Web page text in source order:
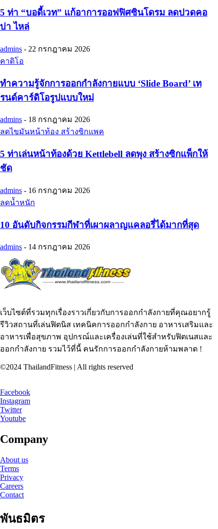
5 ท่า “บอดี้เวท” แก้อาการออฟฟิศซินโดรม ลดปวดคอ
บ่า ไหล่
admins - 22 กรกฎาคม 2026
คาดิโอ
ทำความรู้จักการออกกำลังกายแบบ ‘Slide Board’ เท
รนด์คาร์ดิโอรูปแบบใหม่
admins - 18 กรกฎาคม 2026
ลดไขมันหน้าท้อง สร้างซิกแพค
5 ท่าเล่นหน้าท้องด้วย Kettlebell ลดพุง สร้างซิกแพ็กให้
ชัด
admins - 16 กรกฎาคม 2026
ลดน้ำหนัก
10 อันดับกิจกรรมกีฬาที่เผาผลาญแคลอรี่ได้มากที่สุด
admins - 14 กรกฎาคม 2026
เว็บไซต์ที่รวมทุกเรื่องราวเกี่ยวกับการออกกำลังกายที่คุณอยากรู้
รีวิวสถานที่เล่นฟิตนิส เทคนิคการออกกำลังกาย อาหารเสริมและ
อาหารเพื่อสุขภาพ อุปกรณ์และเครื่องเล่นที่ใช้สำหรับฟิตเนสและ
ออกกำลังกาย รวมไว้ที่นี้ คนรักการออกกำลังกายห้ามพลาด !
©2024 ThailandFitness | All rights reserved
Facebook
Instagram
Twitter
Youtube
Company
About us
Terms
Privacy
Careers
Contact
พันธมิตร